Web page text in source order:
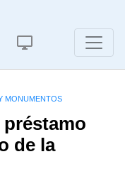
MONUMENTOS
de la